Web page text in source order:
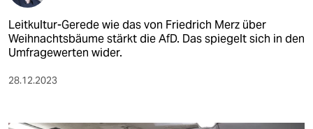
Leitkultur-Gerede wie das von Friedrich Merz über
Weihnachtsbäume stärkt die AfD. Das spiegelt sich in den
Umfragewerten wider.
28.12.2023